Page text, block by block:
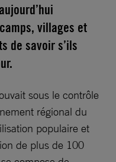
villages et
de savoir s’ils
sous le contrôle
régional du
populaire et
de plus de 100